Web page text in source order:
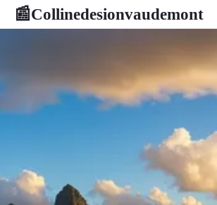
📰Collinedesionvaudemont